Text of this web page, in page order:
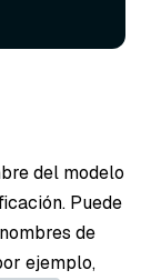
del modelo
Puede
de
ejemplo,